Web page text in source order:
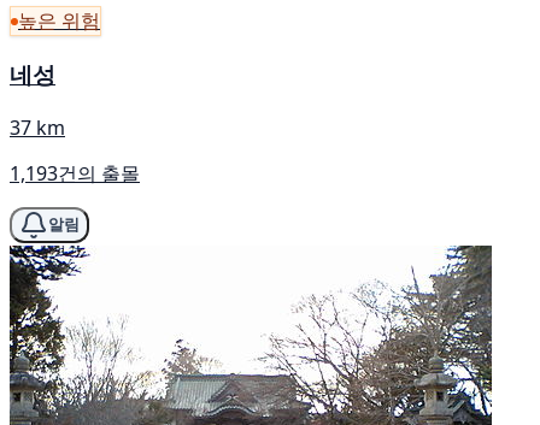
높은 위험
네성
37 km
1,193건의 출몰
알림